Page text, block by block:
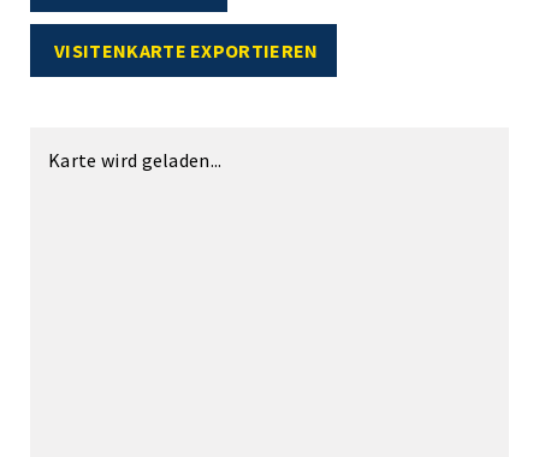
VISITENKARTE EXPORTIEREN
Karte wird geladen...